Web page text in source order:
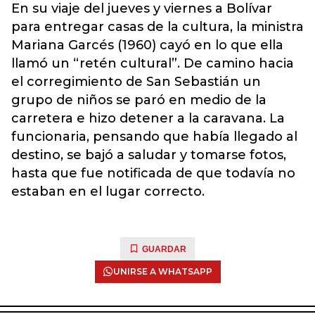
En su viaje del jueves y viernes a Bolívar
para entregar casas de la cultura, la ministra
Mariana Garcés (1960) cayó en lo que ella
llamó un “retén cultural”. De camino hacia
el corregimiento de San Sebastián un
grupo de niños se paró en medio de la
carretera e hizo detener a la caravana. La
funcionaria, pensando que había llegado al
destino, se bajó a saludar y tomarse fotos,
hasta que fue notificada de que todavía no
estaban en el lugar correcto.
GUARDAR
UNIRSE A WHATSAPP